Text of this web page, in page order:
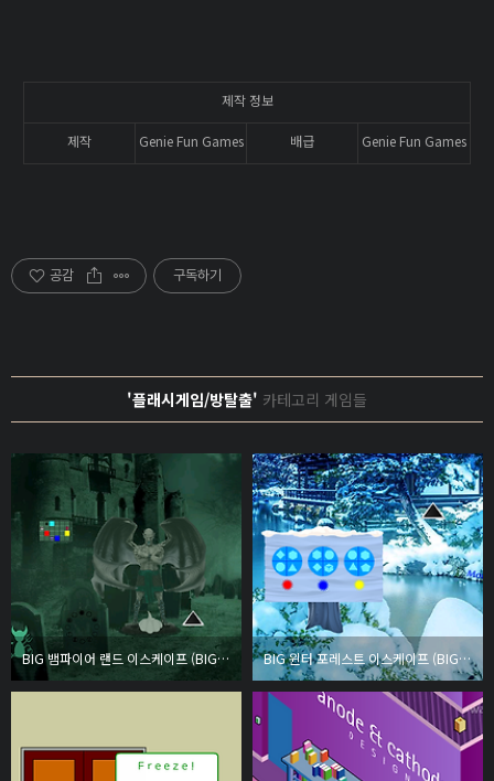
제작 정보
제작 Genie Fun Games 배급 Genie Fun Games
공감 구독하기
'플래시게임/방탈출' 카테고리 게임들
BIG 뱀파이어 랜드 이스케이프 (BIG Vampire Land Escape) BIG 윈터 포레스트 이스케이프 (BIG Winter Forest Escape)